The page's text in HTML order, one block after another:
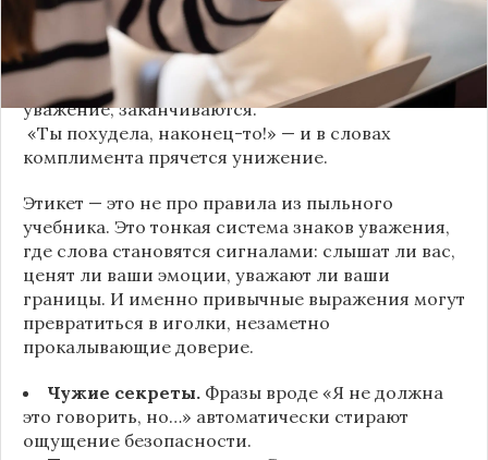
«Да я никому не расскажу, правда». И через пару
дней вашу историю пересказывает другой
человек.
«Хватит ныть» — и разговор, а вместе с ним
уважение, заканчиваются.
«Ты похудела, наконец-то!» — и в словах
комплимента прячется унижение.
Этикет — это не про правила из пыльного
учебника. Это тонкая система знаков уважения,
где слова становятся сигналами: слышат ли вас,
ценят ли ваши эмоции, уважают ли ваши
границы. И именно привычные выражения могут
превратиться в иголки, незаметно
прокалывающие доверие.
Чужие секреты. Фразы вроде «Я не должна
это говорить, но…» автоматически стирают
ощущение безопасности.